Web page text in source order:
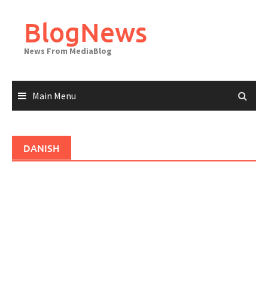
contentBlogNews
News From MediaBlog
Main Menu
DANISH